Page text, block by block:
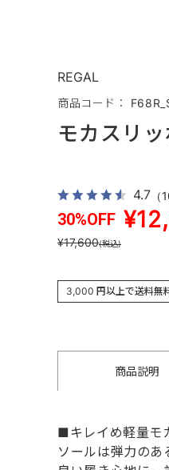
REGAL
商品コード：
モカスリ
4.7 （
30%OFF
¥17,600(税込)
3,000 円以上で送料無
商品説明
■キレイめ軽量モ
ソールは弾力の